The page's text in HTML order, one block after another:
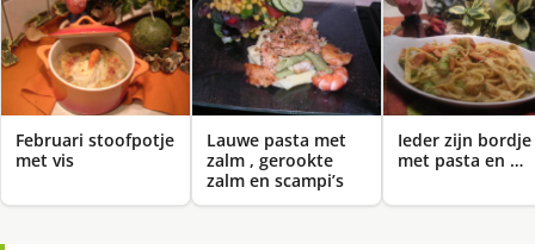
Februari stoofpotje
met vis
Lauwe pasta met
zalm , gerookte
zalm en scampi’s
Ieder zijn bordje
met pasta en …